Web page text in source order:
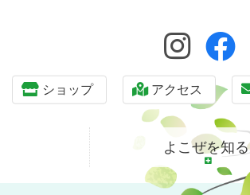
ショップ アクセス
よこぜを知る